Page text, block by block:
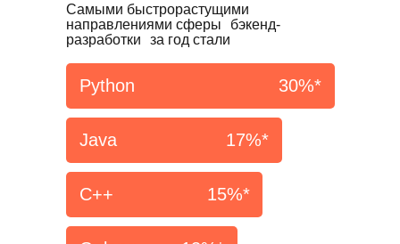
Самыми быстрорастущими
направлениями сферы бэкенд-
разработки за год стали
Python 30%*
Java 17%*
С++ 15%*